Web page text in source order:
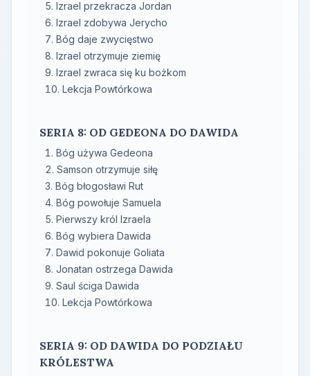
Izrael przekracza Jordan
Izrael zdobywa Jerycho
Bóg daje zwycięstwo
Izrael otrzymuje ziemię
Izrael zwraca się ku bożkom
Lekcja Powtórkowa
SERIA 8: OD GEDEONA DO DAWIDA
Bóg używa Gedeona
Samson otrzymuje siłę
Bóg błogosławi Rut
Bóg powołuje Samuela
Pierwszy król Izraela
Bóg wybiera Dawida
Dawid pokonuje Goliata
Jonatan ostrzega Dawida
Saul ściga Dawida
Lekcja Powtórkowa
SERIA 9: OD DAWIDA DO PODZIAŁU
KRÓLESTWA